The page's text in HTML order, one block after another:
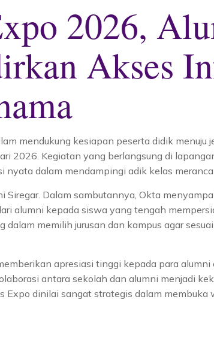
2026,
Akses
mendukung kesiapan peserta didik menuju
2026. Kegiatan yang berlangsung di
dalam mendampingi adik kelas
Dalam sambutannya, Okta
alumni kepada siswa yang tengah
memilih jurusan dan kampus agar
apresiasi tinggi kepada para
antara sekolah dan alumni menjadi
dinilai sangat strategis dalam